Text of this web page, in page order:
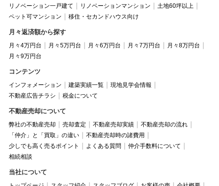
リノベーション一戸建て
リノベーションマンション
土地60坪以上
ペット可マンション
移住・セカンドハウス向け
月々返済額から探す
月々4万円台 月々5万円台 月々6万円台 月々7万円台
月々8万円台
月々9万円台
コンテンツ
インフォメーション 建築実績一覧
現地見学会情報
不動産広告チラシ
税金について
不動産売却について
弊社の不動産売却 売却査定 不動産売却実績
不動産売却の流れ
「仲介」と「買取」の違い
不動産売却時の諸費用
少しでも高く売るポイント
よくある質問
仲介手数料について
相続相談
当社について